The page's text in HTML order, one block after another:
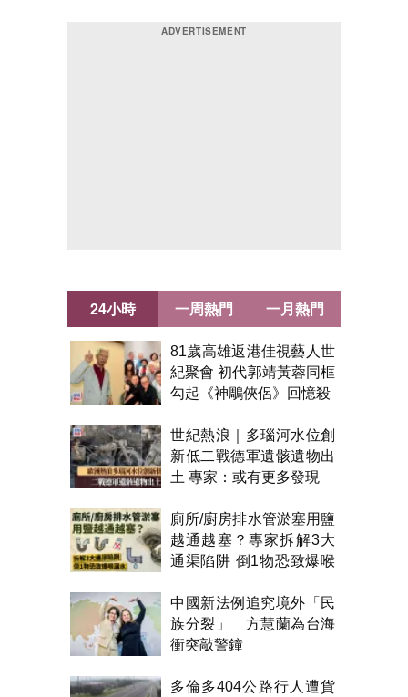
24小時
81歲高雄返港佳視藝人世
紀聚會 初代郭靖黃蓉同框
勾起《神鵰俠侶》回憶殺
世紀熱浪｜多瑙河水位創
新低二戰德軍遺骸遺物出
土 專家：或有更多發現
廁所/廚房排水管淤塞用鹽
越通越塞？專家拆解3大
通渠陷阱 倒1物恐致爆喉
中國新法例追究境外「民
族分裂」 方慧蘭為台海
衝突敲警鐘
多倫多404公路行人遭貨
一周熱門 一月熱門